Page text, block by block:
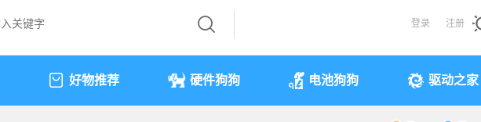
登录 注册
好物推荐 硬件狗狗 电池狗狗 驱动之家